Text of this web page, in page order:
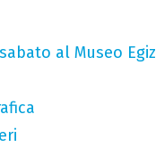
al Museo